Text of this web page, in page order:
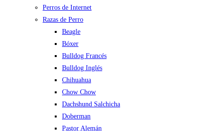
Perros de Internet
Razas de Perro
Beagle
Bóxer
Bulldog Francés
Bulldog Inglés
Chihuahua
Chow Chow
Dachshund Salchicha
Doberman
Pastor Alemán